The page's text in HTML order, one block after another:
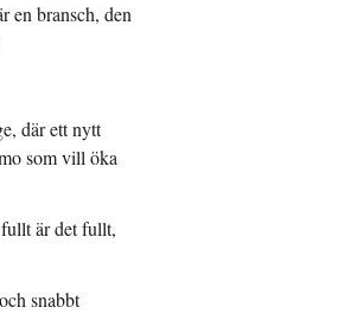
en bransch, den
där ett nytt
som vill öka
är det fullt,
snabbt